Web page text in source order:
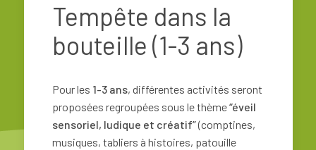
Tempête dans la
bouteille (1-3 ans)
Pour les 1-3 ans, différentes activités seront
proposées regroupées sous le thème“éveil
sensoriel, ludique et créatif”(comptines,
musiques, tabliers à histoires, patouille